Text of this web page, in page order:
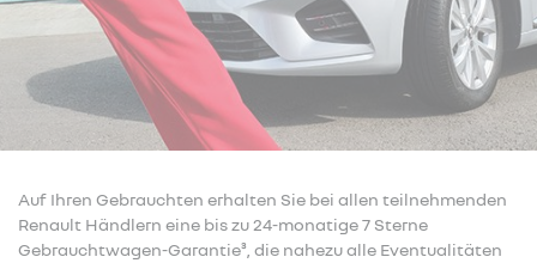
Auf Ihren Gebrauchten erhalten Sie bei allen teilnehmenden
Renault Händlern eine bis zu 24-monatige 7 Sterne
Gebrauchtwagen-Garantie³, die nahezu alle Eventualitäten